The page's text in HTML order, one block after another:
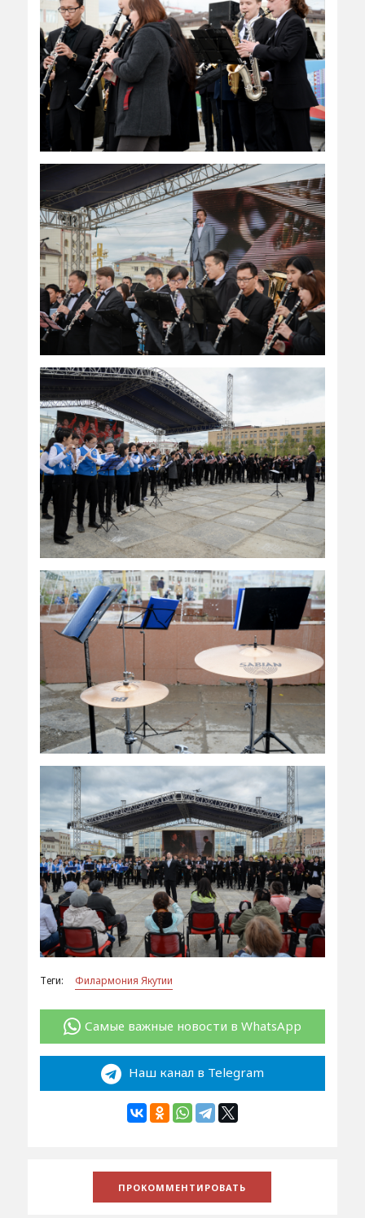
Теги: Филармония Якутии
Самые важные новости в WhatsApp
Наш канал в Telegram